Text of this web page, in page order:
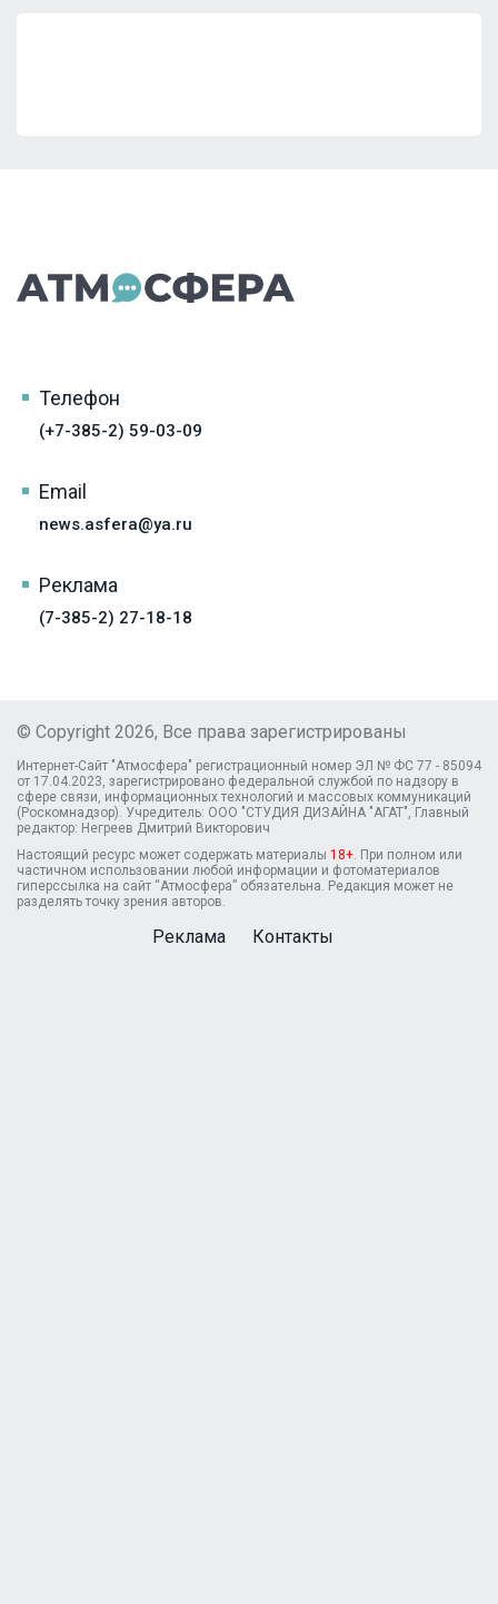
Телефон
(+7-385-2) 59-03-09
Email
news.asfera@ya.ru
Реклама
(7-385-2) 27-18-18
© Copyright 2026, Все права зарегистрированы
Интернет-Сайт "Атмосфера" регистрационный номер ЭЛ № ФС 77 - 85094
от 17.04.2023, зарегистрировано федеральной службой по надзору в
сфере связи, информационных технологий и массовых коммуникаций
(Роскомнадзор). Учредитель: ООО "СТУДИЯ ДИЗАЙНА "АГАТ", Главный
редактор: Негреев Дмитрий Викторович
Настоящий ресурс может содержать материалы 18+. При полном или
частичном использовании любой информации и фотоматериалов
гиперссылка на сайт “Атмосфера” обязательна. Редакция может не
разделять точку зрения авторов.
Реклама Контакты